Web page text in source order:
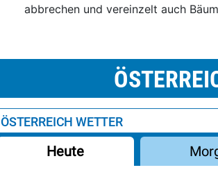
abbrechen und vereinzelt auch
ÖSTERREICH WETTER
Heute